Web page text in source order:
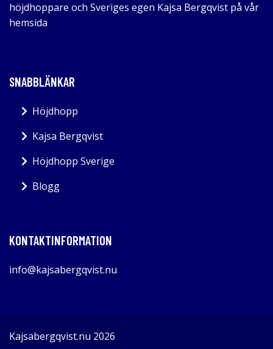
höjdhoppare och Sveriges egen Kajsa Bergqvist på vår
hemsida
SNABBLÄNKAR
Höjdhopp
Kajsa Bergqvist
Höjdhopp Sverige
Blogg
KONTAKTINFORMATION
info@kajsabergqvist.nu
Kajsabergqvist.nu 2026